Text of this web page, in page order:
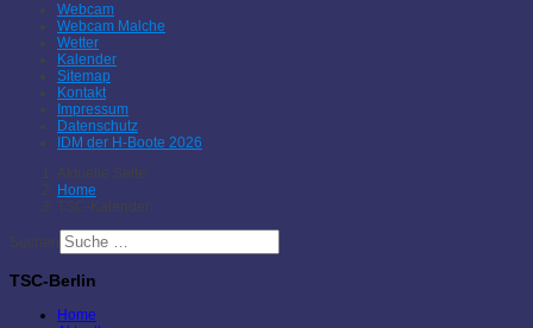
Webcam
Webcam Malche
Wetter
Kalender
Sitemap
Kontakt
Impressum
Datenschutz
IDM der H-Boote 2026
Aktuelle Seite:
Home
TSC-Kalender
Suchen
TSC-Berlin
Home